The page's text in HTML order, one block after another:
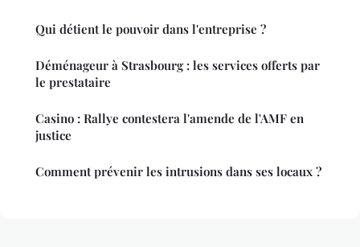
Qui détient le pouvoir dans l'entreprise ?
Déménageur à Strasbourg : les services offerts par
le prestataire
Casino : Rallye contestera l'amende de l'AMF en
justice
Comment prévenir les intrusions dans ses locaux ?